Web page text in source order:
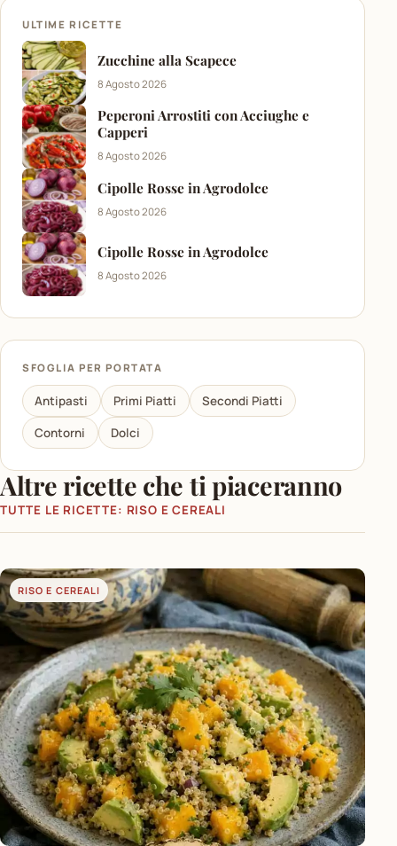
ULTIME RICETTE
Zucchine alla Scapece
8 Agosto 2026
Peperoni Arrostiti con Acciughe e
Capperi
8 Agosto 2026
Cipolle Rosse in Agrodolce
8 Agosto 2026
Cipolle Rosse in Agrodolce
8 Agosto 2026
SFOGLIA PER PORTATA
Antipasti Primi Piatti Secondi Piatti
Contorni Dolci
Altre ricette che ti piaceranno
TUTTE LE RICETTE: RISO E CEREALI
RISO E CEREALI